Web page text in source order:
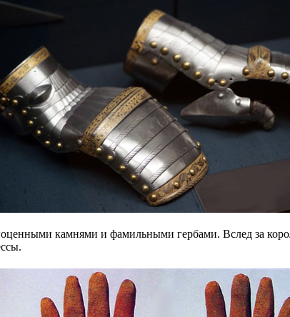
камнями и фамильными гербами. Вслед за